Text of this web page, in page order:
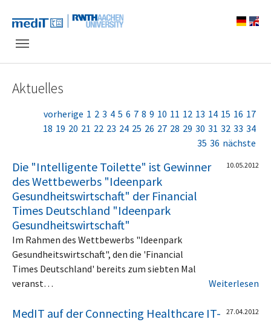
Aktuelles
vorherige 1 2 3 4 5 6 7 8 9 10 11 12 13 14 15 16 17
18 19 20 21 22 23 24 25 26 27 28 29 30 31 32 33 34
35 36 nächste
Die "Intelligente Toilette" ist Gewinner
des Wettbewerbs "Ideenpark
Gesundheitswirtschaft" der Financial
Times Deutschland "Ideenpark
Gesundheitswirtschaft"
10.05.2012
Im Rahmen des Wettbewerbs "Ideenpark
Gesundheitswirtschaft", den die 'Financial
Times Deutschland' bereits zum siebten Mal
veranst…
Weiterlesen
MedIT auf der Connecting Healthcare IT-
27.04.2012